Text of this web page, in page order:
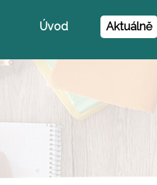
Úvod Aktuálně